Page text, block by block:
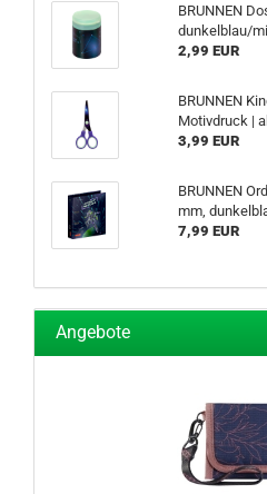
BRUNNEN
dunkelblau/
2,99 EUR
BRUNNEN
Motivdruck |
3,99 EUR
BRUNNEN
mm,
7,99 EUR
Angebote